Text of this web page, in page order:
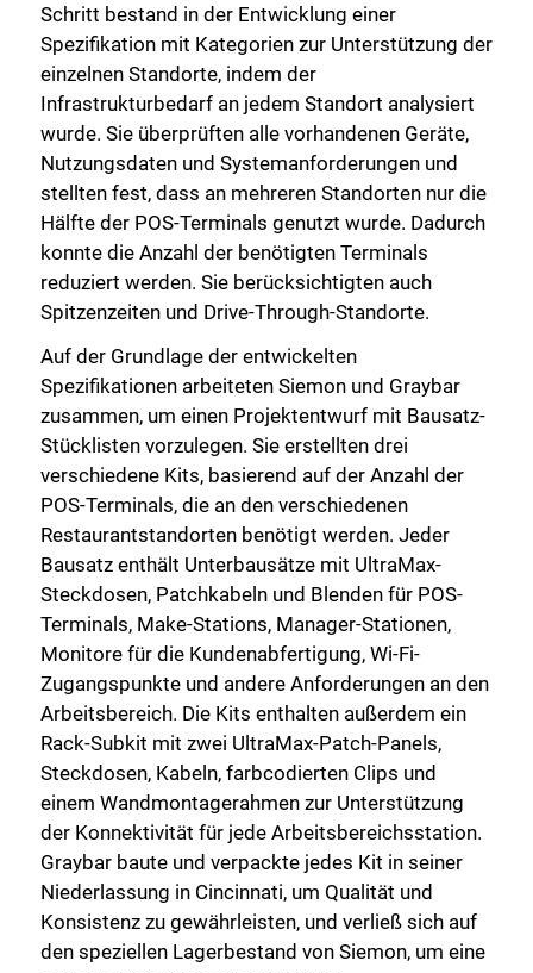
Schritt bestand in der Entwicklung einer
Spezifikation mit Kategorien zur Unterstützung der
einzelnen Standorte, indem der
Infrastrukturbedarf an jedem Standort analysiert
wurde. Sie überprüften alle vorhandenen Geräte,
Nutzungsdaten und Systemanforderungen und
stellten fest, dass an mehreren Standorten nur die
Hälfte der POS-Terminals genutzt wurde. Dadurch
konnte die Anzahl der benötigten Terminals
reduziert werden. Sie berücksichtigten auch
Spitzenzeiten und Drive-Through-Standorte.
Auf der Grundlage der entwickelten
Spezifikationen arbeiteten Siemon und Graybar
zusammen, um einen Projektentwurf mit Bausatz-
Stücklisten vorzulegen. Sie erstellten drei
verschiedene Kits, basierend auf der Anzahl der
POS-Terminals, die an den verschiedenen
Restaurantstandorten benötigt werden. Jeder
Bausatz enthält Unterbausätze mit UltraMax-
Steckdosen, Patchkabeln und Blenden für POS-
Terminals, Make-Stations, Manager-Stationen,
Monitore für die Kundenabfertigung, Wi-Fi-
Zugangspunkte und andere Anforderungen an den
Arbeitsbereich. Die Kits enthalten außerdem ein
Rack-Subkit mit zwei UltraMax-Patch-Panels,
Steckdosen, Kabeln, farbcodierten Clips und
einem Wandmontagerahmen zur Unterstützung
der Konnektivität für jede Arbeitsbereichsstation.
Graybar baute und verpackte jedes Kit in seiner
Niederlassung in Cincinnati, um Qualität und
Konsistenz zu gewährleisten, und verließ sich auf
den speziellen Lagerbestand von Siemon, um eine
Schließen Sie